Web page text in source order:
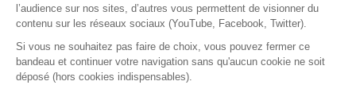
l’audience sur nos sites, d’autres vous permettent de visionner du
contenu sur les réseaux sociaux (YouTube, Facebook, Twitter).
Si vous ne souhaitez pas faire de choix, vous pouvez fermer ce
bandeau et continuer votre navigation sans qu'aucun cookie ne soit
déposé (hors cookies indispensables).
Contact Presse Assistance